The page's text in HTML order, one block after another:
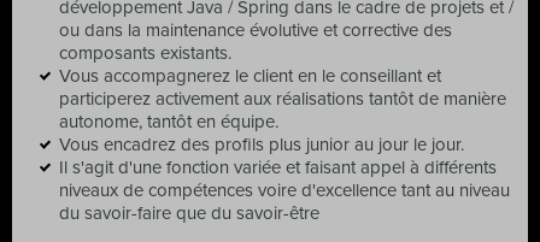
développement Java / Spring dans le cadre de projets et /
ou dans la maintenance évolutive et corrective des
composants existants.
Vous accompagnerez le client en le conseillant et
participerez activement aux réalisations tantôt de manière
autonome, tantôt en équipe.
Vous encadrez des profils plus junior au jour le jour.
Il s'agit d'une fonction variée et faisant appel à différents
niveaux de compétences voire d'excellence tant au niveau
du savoir-faire que du savoir-être